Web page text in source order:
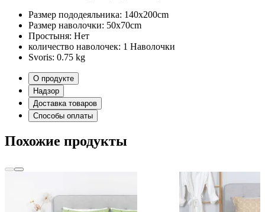
Размер пододеяльника: 140x200cm
Размер наволочки: 50x70cm
Простыня: Нет
количество наволочек: 1 Наволочки
Svoris: 0.75 kg
О продукте
Надзор
Доставка товаров
Способы оплаты
Похожие продукты